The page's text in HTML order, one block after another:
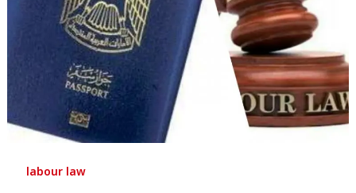
labour law